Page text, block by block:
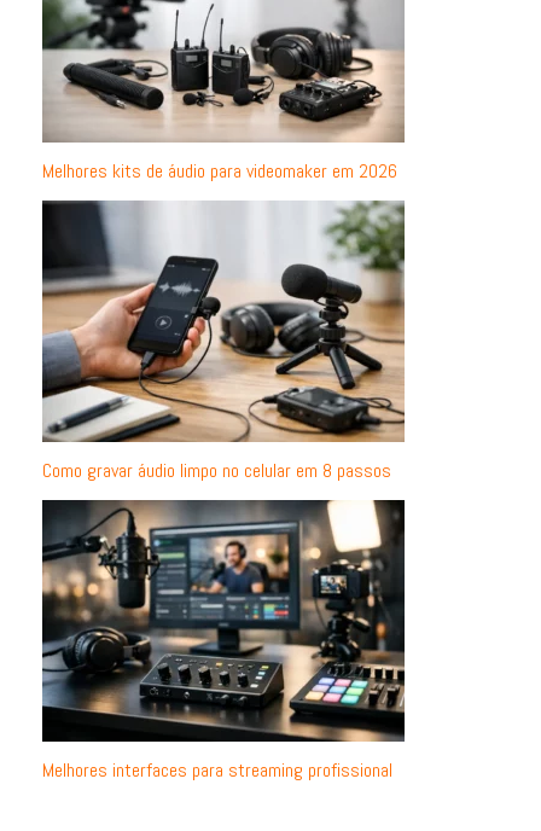
Melhores kits de áudio para videomaker em 2026
Como gravar áudio limpo no celular em 8 passos
Melhores interfaces para streaming profissional